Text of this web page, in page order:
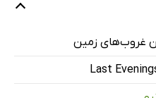
غروب‌های زمین
Last